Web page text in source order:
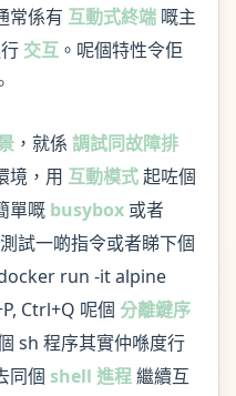
常係有 互動式終端 嘅主
交互 。呢個特性令佢
，就係 調試同故障排
境，用 互動模式起咗個
單嘅 busybox 或者
試一啲指令或者睇下個
run -it alpine
Ctrl+Q 呢個 分離鍵序
sh 程序其實仲喺度行
同個 shell 進程繼續互